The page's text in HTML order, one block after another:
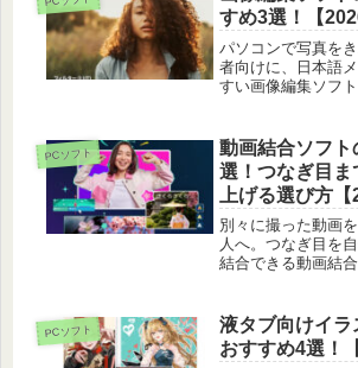
すめ3選！【
パソコンで写真を
者向けに、日本語
すい画像編集ソフ
PCソフト
動画結合ソフト
選！つなぎ目
上げる選び方【
別々に撮った動画
人へ。つなぎ目を
結合できる動画結
PCソフト
液タブ向けイ
おすすめ4選！